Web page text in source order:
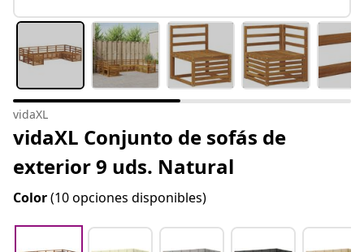
vidaXL
vidaXL Conjunto de sofás de
exterior 9 uds. Natural
Color(10 opciones disponibles)